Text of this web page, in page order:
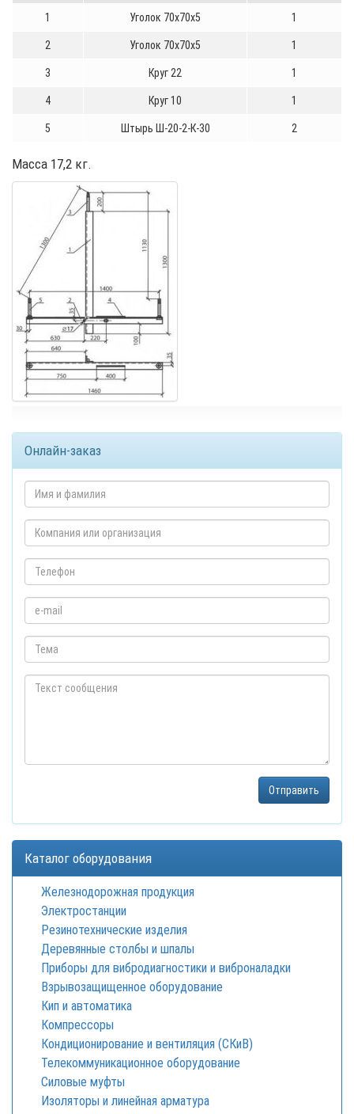
1 Уголок 70х70х5 1
2 Уголок 70х70х5 1
3 Круг 22 1
4 Круг 10 1
5 Штырь Ш-20-2-К-30 2
Масса 17,2 кг.
Онлайн-заказ
Каталог оборудования
Железнодорожная продукция
Электростанции
Резинотехнические изделия
Деревянные столбы и шпалы
Приборы для вибродиагностики и виброналадки
Взрывозащищенное оборудование
Кип и автоматика
Компрессоры
Кондиционирование и вентиляция (СКиВ)
Телекоммуникационное оборудование
Силовые муфты
Изоляторы и линейная арматура